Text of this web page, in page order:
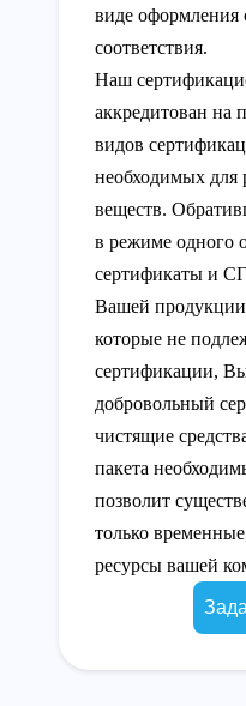
виде оформления
соответствия.
Наш
аккредитован на
видов
необходимых
веществ.
в режиме одного
сертификаты и
Вашей
которые не
сертификации,
добровольный
чистящие
пакета
позволит
только
ресурсы вашей